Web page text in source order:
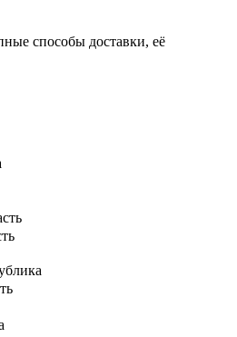
способы доставки, её